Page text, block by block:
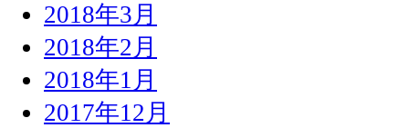
2018年3月
2018年2月
2018年1月
2017年12月